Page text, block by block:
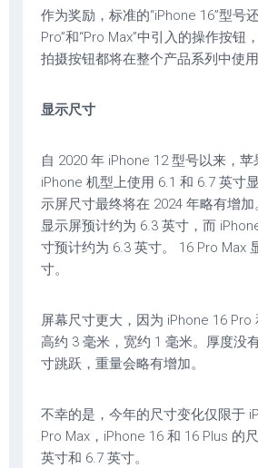
作为奖励，标准的“iPhone 16”型号
Pro”和“Pro Max”中引入的操作按钮
拍摄按钮都将在整个产品系列中使用
显示尺寸
自 2020 年 iPhone 12 型号以来，
iPhone 机型上使用 6.1 和 6.7 英寸
示屏尺寸最终将在 2024 年略有增加
显示屏预计约为 6.3 英寸，而
寸预计约为 6.3 英寸。 16 Pro Max
寸。
屏幕尺寸更大，因为 iPhone 16 Pro
高约 3 毫米，宽约 1 毫米。厚度没
寸跳跃，重量会略有增加。
不幸的是，今年的尺寸变化仅限于
Pro Max，iPhone 16 和 16 Plus 的
英寸和 6.7 英寸。